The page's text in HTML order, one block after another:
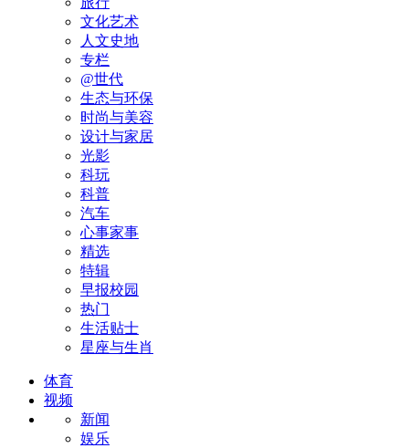
文化艺术
人文史地
专栏
@世代
生态与环保
时尚与美容
设计与家居
光影
科玩
科普
汽车
心事家事
精选
特辑
早报校园
热门
生活贴士
星座与生肖
体育
视频
新闻
娱乐